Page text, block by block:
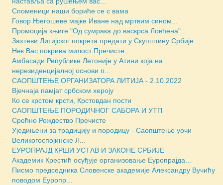
Споменици наши бориће се с вама
Говор Његошеве мајке Иване над мртвим сином...
Промоција књиге "Од сумрака до васкрса Ловћена"...
Захтеви Литијског покрета предати у Скупштину Србије...
Нек Вас покрива милост Пречисте...
Амбасади Републике Летоније у Атини која на
нерезиденцијалној основи п...
САОПШТЕЊЕ ОРГАНИЗАТОРА ЛИТИЈА - 2.10.2022
Вјечнаја памјат србском хероју
Ко се крстом крсти, Крстовдан пости
САОПШТЕЊЕ ПОРОДИЧНОГ САБОРА И УТП
Срећно Рождество Пречисте
Уједињени за традицију и породицу - Саопштење уочи
Великогоспојинске Л...
ЕУРОПРАЈД КРШИ УСТАВ И ЗАКОНЕ СРБИЈЕ
Академик Крестић осуђује организовање Еуропрајда...
Писмо председника Словенске академије Александру Вучићу
поводом Еуропр...